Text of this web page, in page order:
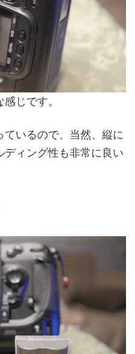
じです。
いるので、当然、縦に
ディング性も非常に良い